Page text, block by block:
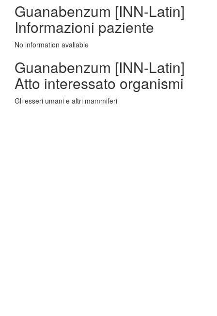
Guanabenzum [INN-Latin]
Informazioni paziente
No information avaliable
Guanabenzum [INN-Latin]
Atto interessato organismi
Gli esseri umani e altri mammiferi